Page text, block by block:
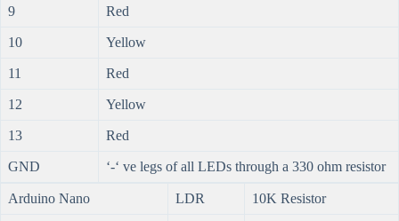
9 Red
10 Yellow
11 Red
12 Yellow
13 Red
GND ‘-‘ ve legs of all LEDs through a 330 ohm resistor
Arduino Nano LDR 10K Resistor